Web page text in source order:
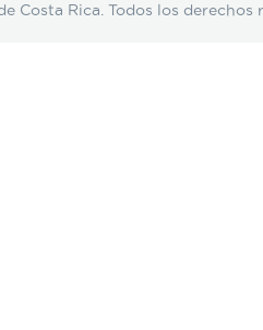
Costa Rica. Todos los derechos